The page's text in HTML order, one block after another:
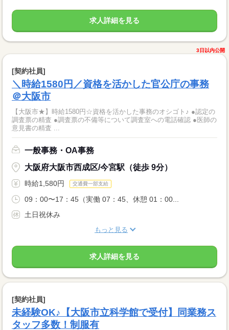
求人詳細を見る
3日以内公開
[契約社員]
＼時給1580円／資格を活かした官公庁の事務
＠大阪市
【大阪市★】時給1580円☆資格を活かした事務のオシゴト♪ ●認定の
調査票の精査 ●調査票の不備等について調査室への電話確認 ●医師の
意見書の精査 ...
一般事務・OA事務
大阪府大阪市西成区/今宮駅（徒歩 9分）
時給1,580円 交通費一部支給
09：00〜17：45（実働 07：45、休憩 01：00...
土日祝休み
もっと見る
求人詳細を見る
[契約社員]
未経験OK♪【大阪市立科学館で受付】同業務ス
タッフ多数！制服有